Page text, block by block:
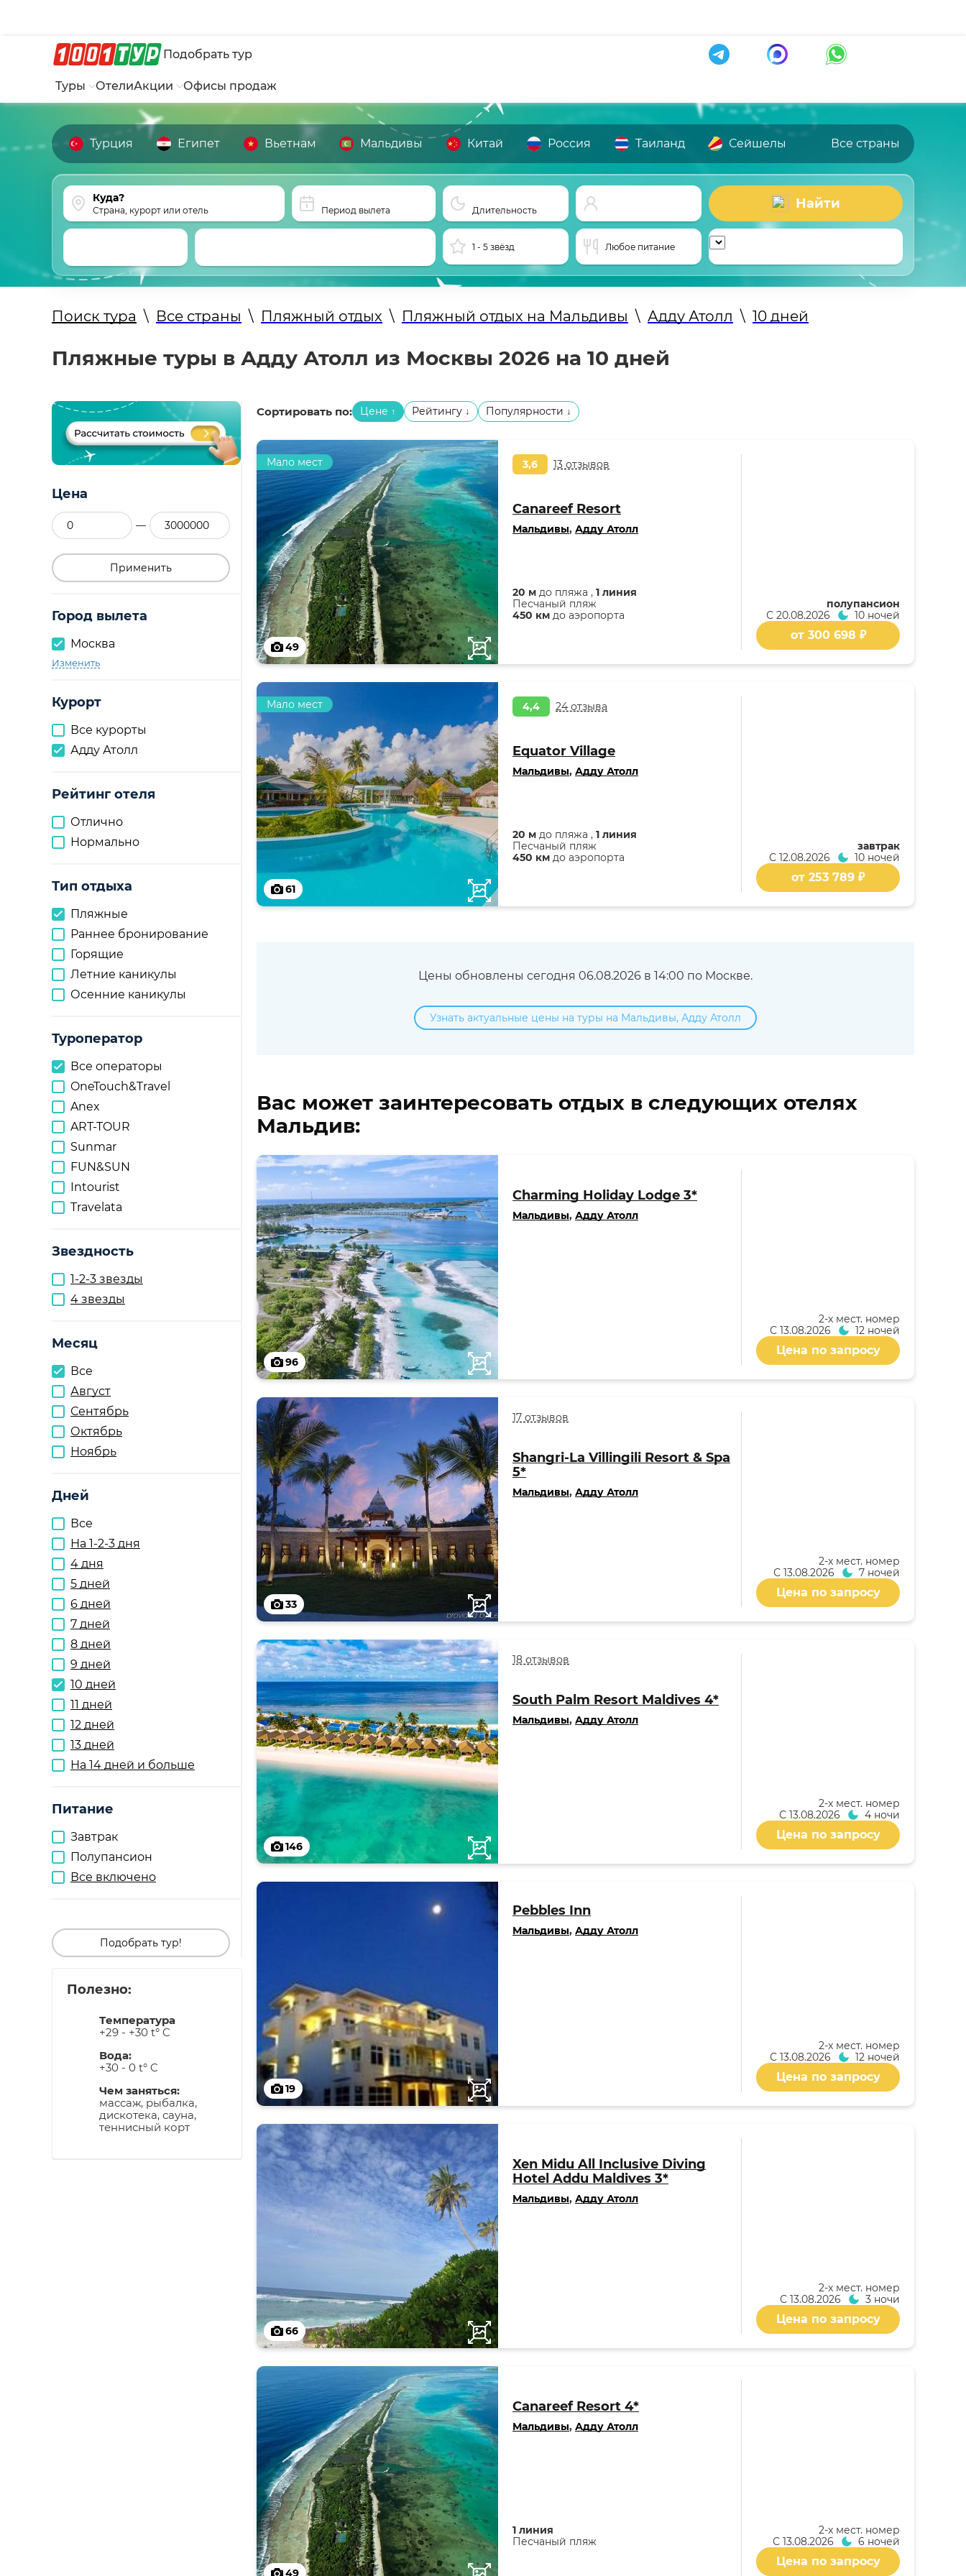
Подобрать тур
Туры ОтелиАкции Офисы продаж
Турция Египет Вьетнам Мальдивы Китай Россия Таиланд Сейшелы Все страны
Страна, курорт или отель Период вылета Длительность Найти
1 - 5 звёзд Любое питание
Поиск тура \ Все страны \ Пляжный отдых \ Пляжный отдых на Мальдивы \ Адду Атолл \ 10 дней
Пляжные туры в Адду Атолл из Москвы 2026 на 10 дней
Цена
—
Применить
Город вылета
Москва
Изменить
Курорт
Все курорты
Адду Атолл
Рейтинг отеля
Отлично
Нормально
Тип отдыха
Пляжные
Раннее бронирование
Горящие
Летние каникулы
Осенние каникулы
Туроператор
Все операторы
OneTouch&Travel
Anex
ART-TOUR
Sunmar
FUN&SUN
Intourist
Travelata
Звездность
1-2-3 звезды
4 звезды
Месяц
Все
Август
Сентябрь
Октябрь
Ноябрь
Дней
Все
На 1-2-3 дня
4 дня
5 дней
6 дней
7 дней
8 дней
9 дней
10 дней
11 дней
12 дней
13 дней
На 14 дней и больше
Питание
Завтрак
Полупансион
Все включено
Подобрать тур!
Полезно:
Температура
+29 - +30 t° C
Вода:
+30 - 0 t° C
Чем заняться:
массаж, рыбалка,
дискотека, сауна,
теннисный корт
Сортировать по: Цене ↑ Рейтингу ↓ Популярности ↓
49
Мало мест 3,6 13 отзывов
Canareef Resort
Мальдивы, Адду Атолл
20 м до пляжа , 1 линия
Песчаный пляж
450 км до аэропорта
полупансион
С 20.08.2026 10 ночей
от 300 698 ₽
61
Мало мест 4,4 24 отзыва
Equator Village
Мальдивы, Адду Атолл
20 м до пляжа , 1 линия
Песчаный пляж
450 км до аэропорта
завтрак
С 12.08.2026 10 ночей
от 253 789 ₽
Цены обновлены сегодня 06.08.2026 в 14:00 по Москве.
Узнать актуальные цены на туры на Мальдивы, Адду Атолл
Вас может заинтересовать отдых в следующих отелях
Мальдив:
96
Charming Holiday Lodge 3*
Мальдивы, Адду Атолл
2-x мест. номер
С 13.08.2026 12 ночей
Цена по запросу
33
17 отзывов
Shangri-La Villingili Resort & Spa
5*
Мальдивы, Адду Атолл
2-x мест. номер
С 13.08.2026 7 ночей
Цена по запросу
146
18 отзывов
South Palm Resort Maldives 4*
Мальдивы, Адду Атолл
2-x мест. номер
С 13.08.2026 4 ночи
Цена по запросу
19
Pebbles Inn
Мальдивы, Адду Атолл
2-x мест. номер
С 13.08.2026 12 ночей
Цена по запросу
66
Xen Midu All Inclusive Diving
Hotel Addu Maldives 3*
Мальдивы, Адду Атолл
2-x мест. номер
С 13.08.2026 3 ночи
Цена по запросу
49
Canareef Resort 4*
Мальдивы, Адду Атолл
1 линия
Песчаный пляж
2-x мест. номер
С 13.08.2026 6 ночей
Цена по запросу